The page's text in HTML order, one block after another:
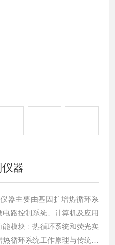
器
器主要由基因扩增热循环系
路控制系统、计算机及应用
模块：热循环系统和荧光实
循环系统工作原理与传统基